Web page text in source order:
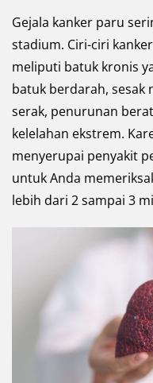
Gejala kanker paru
stadium. Ciri-ciri
meliputi batuk kronis
batuk berdarah, sesak
serak, penurunan
kelelahan ekstrem.
menyerupai penyakit
untuk Anda
lebih dari 2 sampai 3